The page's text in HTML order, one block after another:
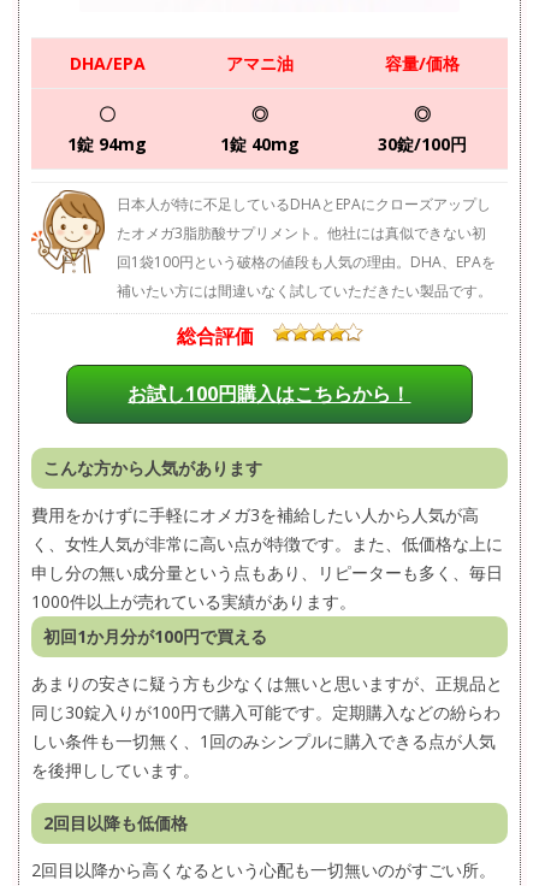
DHA/EPA アマニ油 容量/価格
〇
1錠 94mg
◎
1錠 40mg
◎
30錠/100円
日本人が特に不足しているDHAとEPAにクローズアップし
たオメガ3脂肪酸サプリメント。他社には真似できない初
回1袋100円という破格の値段も人気の理由。DHA、EPAを
補いたい方には間違いなく試していただきたい製品です。
総合評価
お試し100円購入はこちらから！
こんな方から人気があります
費用をかけずに手軽にオメガ3を補給したい人から人気が高
く、女性人気が非常に高い点が特徴です。また、低価格な上に
申し分の無い成分量という点もあり、リピーターも多く、毎日
1000件以上が売れている実績があります。
初回1か月分が100円で買える
あまりの安さに疑う方も少なくは無いと思いますが、正規品と
同じ30錠入りが100円で購入可能です。定期購入などの紛らわ
しい条件も一切無く、1回のみシンプルに購入できる点が人気
を後押ししています。
2回目以降も低価格
2回目以降から高くなるという心配も一切無いのがすごい所。